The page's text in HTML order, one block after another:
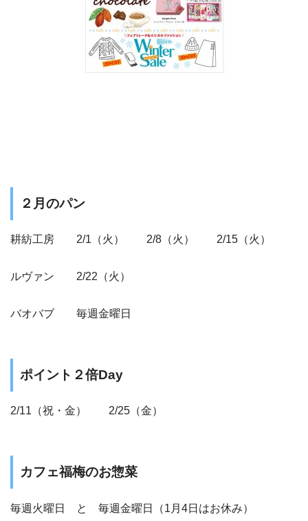
２月のパン
耕紡工房 2/1（火） 2/8（火） 2/15（火）
ルヴァン 2/22（火）
バオバブ 毎週金曜日
ポイント２倍Day
2/11（祝・金） 2/25（金）
カフェ福梅のお惣菜
毎週火曜日 と 毎週金曜日（1月4日はお休み）